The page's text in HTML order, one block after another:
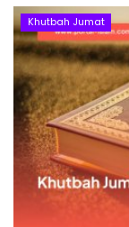
Khutbah Jumat